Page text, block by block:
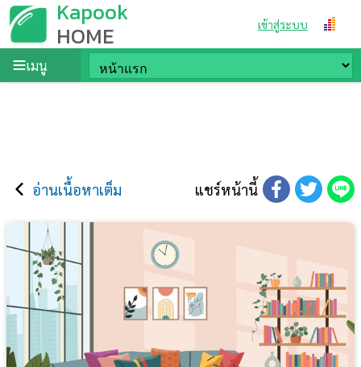
Kapook
HOME เข้าสู่ระบบ
เมนู
อ่านเนื้อหาเต็ม แชร์หน้านี้